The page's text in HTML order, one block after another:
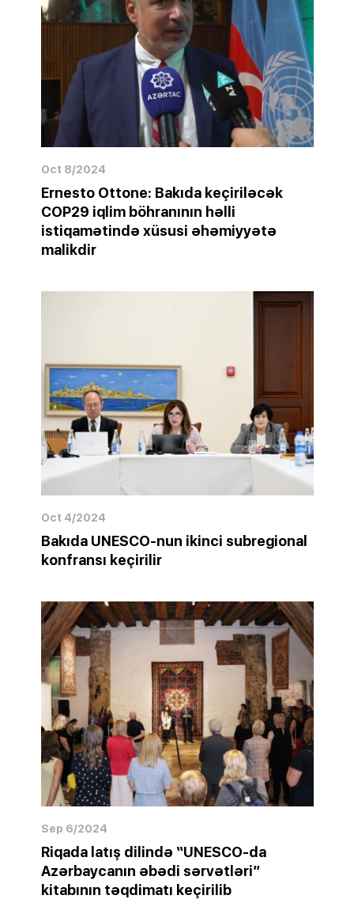
Oct 8/2024
Ernesto Ottone: Bakıda keçiriləcək
COP29 iqlim böhranının həlli
istiqamətində xüsusi əhəmiyyətə
malikdir
Oct 4/2024
Bakıda UNESCO-nun ikinci subregional
konfransı keçirilir
Sep 6/2024
Riqada latış dilində “UNESCO-da
Azərbaycanın əbədi sərvətləri”
kitabının təqdimatı keçirilib